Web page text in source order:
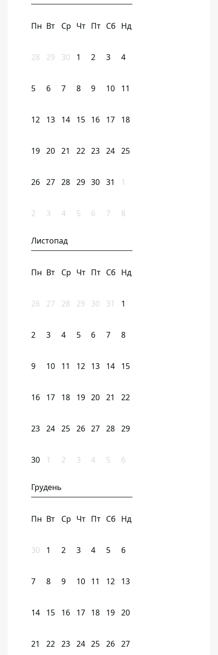
Пн Вт Ср Чт Пт Сб Нд
28 29 30 1 2 3 4
5 6 7 8 9 10 11
12 13 14 15 16 17 18
19 20 21 22 23 24 25
26 27 28 29 30 31 1
2 3 4 5 6 7 8
Листопад
Пн Вт Ср Чт Пт Сб Нд
26 27 28 29 30 31 1
2 3 4 5 6 7 8
9 10 11 12 13 14 15
16 17 18 19 20 21 22
23 24 25 26 27 28 29
30 1 2 3 4 5 6
Грудень
Пн Вт Ср Чт Пт Сб Нд
30 1 2 3 4 5 6
7 8 9 10 11 12 13
14 15 16 17 18 19 20
21 22 23 24 25 26 27